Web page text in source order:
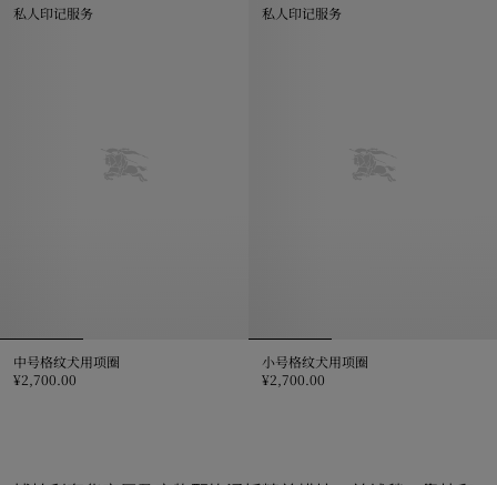
私人印记服务
中号格纹犬用项圈
¥2,700.00
私人印记服务
小号格纹犬用项圈
¥2,700.00